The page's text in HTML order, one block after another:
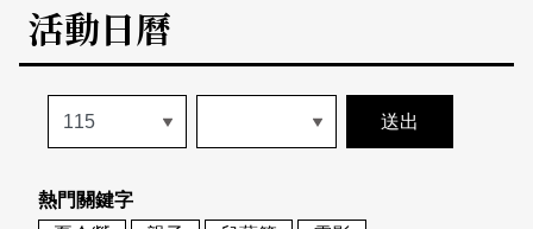
本期專題
歷史專題
活動特區
活動列表
關於我們
活動日曆
熱門關鍵字